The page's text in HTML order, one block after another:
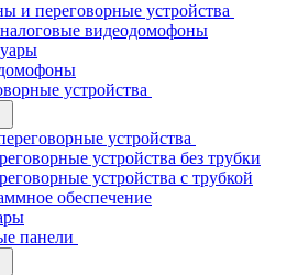
и переговорные устройства
видеодомофоны
устройства
устройства
устройства без трубки
устройства с трубкой
обеспечение
панели